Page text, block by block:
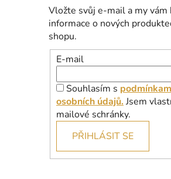
Vložte svůj e-mail a my vám
informace o nových
shopu.
E-mail
Souhlasím s
osobních údajů.Jsem
mailové schránky.
PŘIHLÁSIT SE